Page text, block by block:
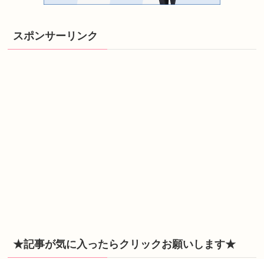
スポンサーリンク
★記事が気に入ったらクリックお願いします★